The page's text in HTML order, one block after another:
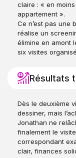
claire : « en
appartement ».
Ce n’est pas une
réalise un
élimine en amont
six visites
Résultats
Dès le deuxième
dessiner, mais
Jonathan ne
finalement le
correspondant
clair, finances